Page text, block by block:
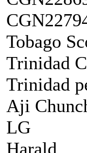
Tobago
Trinidad
Trinidad
Aji
LG
Harald